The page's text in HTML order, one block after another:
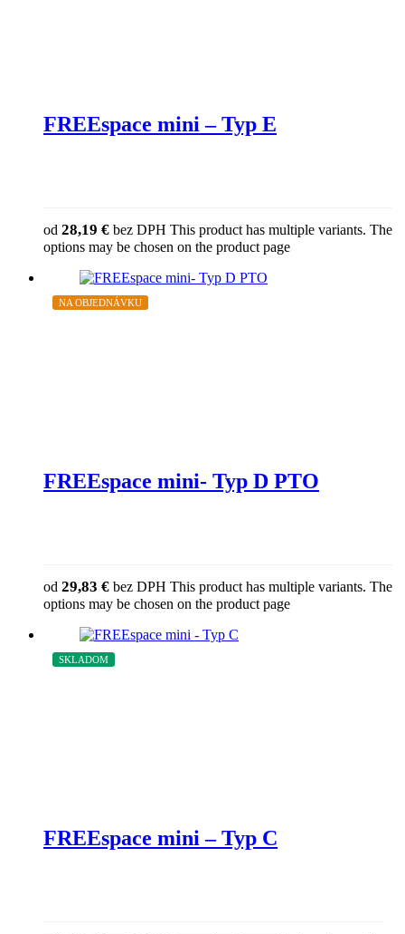
FREEspace mini – Typ E
od 28,19 € bez DPH This product has multiple variants. The
options may be chosen on the product page
NA OBJEDNÁVKU
FREEspace mini- Typ D PTO
od 29,83 € bez DPH This product has multiple variants. The
options may be chosen on the product page
SKLADOM
FREEspace mini – Typ C